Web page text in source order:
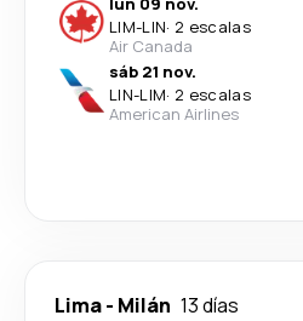
LIM-LIN· 2 escalas
Air Canada
sáb 21 nov.
LIN-LIM· 2 escalas
American Airlines
Lima- Milán 13 días